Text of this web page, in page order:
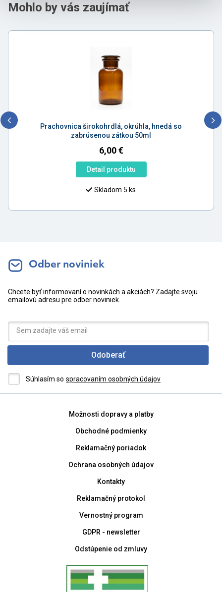
Mohlo by vás zaujímať
Prachovnica širokohrdlá, okrúhla, hnedá so
zabrúsenou zátkou 50ml
6,00€
Detail produktu
Skladom 5 ks
Odber noviniek
Chcete byť informovaní o novinkách a akciách? Zadajte svoju
emailovú adresu pre odber noviniek.
Odoberať
Súhlasím so spracovaním osobných údajov
Možnosti dopravy a platby
Obchodné podmienky
Reklamačný poriadok
Ochrana osobných údajov
Kontakty
Reklamačný protokol
Vernostný program
GDPR - newsletter
Odstúpenie od zmluvy